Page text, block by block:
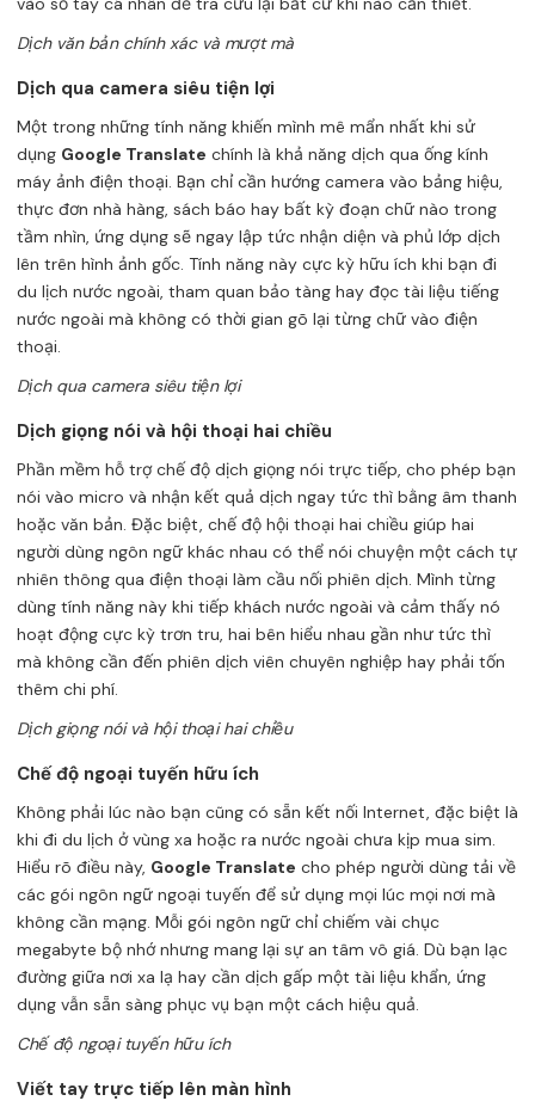
Dịch văn bản chính xác và mượt mà
Dịch qua camera siêu tiện lợi
Một trong những tính năng khiến mình mê mẩn nhất khi sử
dụng Google Translate chính là khả năng dịch qua ống kính
máy ảnh điện thoại. Bạn chỉ cần hướng camera vào bảng hiệu,
thực đơn nhà hàng, sách báo hay bất kỳ đoạn chữ nào trong
tầm nhìn, ứng dụng sẽ ngay lập tức nhận diện và phủ lớp dịch
lên trên hình ảnh gốc. Tính năng này cực kỳ hữu ích khi bạn đi
du lịch nước ngoài, tham quan bảo tàng hay đọc tài liệu tiếng
nước ngoài mà không có thời gian gõ lại từng chữ vào điện
thoại.
Dịch qua camera siêu tiện lợi
Dịch giọng nói và hội thoại hai chiều
Phần mềm hỗ trợ chế độ dịch giọng nói trực tiếp, cho phép bạn
nói vào micro và nhận kết quả dịch ngay tức thì bằng âm thanh
hoặc văn bản. Đặc biệt, chế độ hội thoại hai chiều giúp hai
người dùng ngôn ngữ khác nhau có thể nói chuyện một cách tự
nhiên thông qua điện thoại làm cầu nối phiên dịch. Mình từng
dùng tính năng này khi tiếp khách nước ngoài và cảm thấy nó
hoạt động cực kỳ trơn tru, hai bên hiểu nhau gần như tức thì
mà không cần đến phiên dịch viên chuyên nghiệp hay phải tốn
thêm chi phí.
Dịch giọng nói và hội thoại hai chiều
Chế độ ngoại tuyến hữu ích
Không phải lúc nào bạn cũng có sẵn kết nối Internet, đặc biệt là
khi đi du lịch ở vùng xa hoặc ra nước ngoài chưa kịp mua sim.
Hiểu rõ điều này, Google Translate cho phép người dùng tải về
các gói ngôn ngữ ngoại tuyến để sử dụng mọi lúc mọi nơi mà
không cần mạng. Mỗi gói ngôn ngữ chỉ chiếm vài chục
megabyte bộ nhớ nhưng mang lại sự an tâm vô giá. Dù bạn lạc
đường giữa nơi xa lạ hay cần dịch gấp một tài liệu khẩn, ứng
dụng vẫn sẵn sàng phục vụ bạn một cách hiệu quả.
Chế độ ngoại tuyến hữu ích
Viết tay trực tiếp lên màn hình